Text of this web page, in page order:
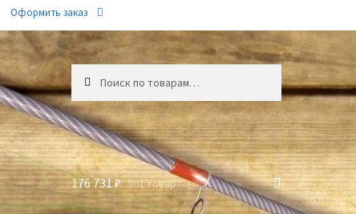
Оформить заказ
176 731 ₽ 301 товар